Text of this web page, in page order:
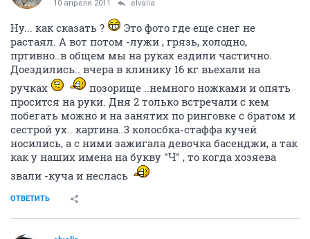
10 апреля 2011 elvalia
Ну... как сказать ?
Это фото где еще снег не
растаял. А вот потом -лужи , грязь, холодно,
пртивно..в общем мы на руках ездили частично.
Доездились.. вчера в клинику 16 кг вьехали на
ручках
позорище ..немного ножками и опять
просится на руки. Дня 2 только встречали с кем
побегать можно и на занятих по ринговке с братом и
сестрой ух.. картина..3 колосбка-стаффа кучей
носились, а с ними зажигала девочка басенджи, а так
как у наших имена на букву "Ч" , то когда хозяева
звали -куча и неслась
ОТВЕТИТЬ